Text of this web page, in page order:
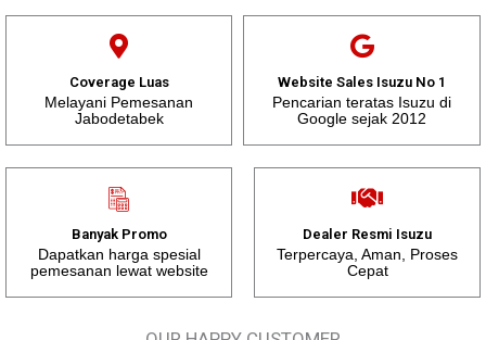
Coverage Luas
Melayani Pemesanan
Jabodetabek
Website Sales Isuzu No 1
Pencarian teratas Isuzu di
Google sejak 2012
Banyak Promo
Dapatkan harga spesial
pemesanan lewat website
Dealer Resmi Isuzu
Terpercaya, Aman, Proses
Cepat